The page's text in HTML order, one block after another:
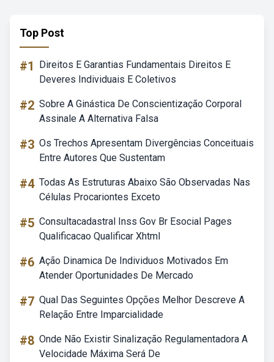
Top Post
#1
Direitos E Garantias Fundamentais Direitos E
Deveres Individuais E Coletivos
#2 Sobre A Ginástica De Conscientização Corporal
Assinale A Alternativa Falsa
#3 Os Trechos Apresentam Divergências Conceituais
Entre Autores Que Sustentam
#4 Todas As Estruturas Abaixo São Observadas Nas
Células Procariontes Exceto
#5 Consultacadastral Inss Gov Br Esocial Pages
Qualificacao Qualificar Xhtml
#6 Ação Dinamica De Individuos Motivados Em
Atender Oportunidades De Mercado
#7 Qual Das Seguintes Opções Melhor Descreve A
Relação Entre Imparcialidade
#8 Onde Não Existir Sinalização Regulamentadora A
Velocidade Máxima Será De